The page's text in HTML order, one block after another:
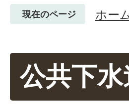
現在のページ ホー
公共下